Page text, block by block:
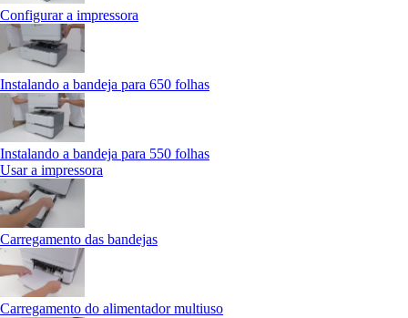
Configurar a impressora
Instalando a bandeja para 650 folhas
Instalando a bandeja para 550 folhas
Usar a impressora
Carregamento das bandejas
Carregamento do alimentador multiuso